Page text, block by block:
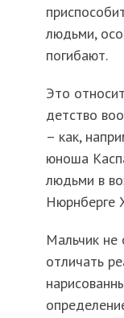
людьми,
погибают.
Это
детство
– как,
юноша
людьми в
Нюрнберге
Мальчик не
отличать